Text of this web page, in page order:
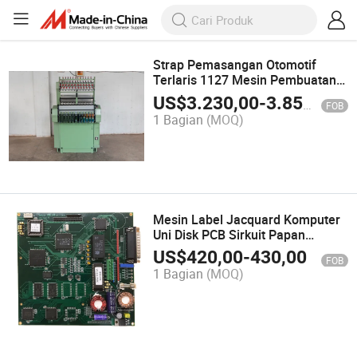
Strap Pemasangan Otomotif
Terlaris 1127 Mesin Pembuatan
Pita Elastis Produktif
US$3.230,00-3.850,00 FOB
1 Bagian (MOQ)
Mesin Label Jacquard Komputer
Uni Disk PCB Sirkuit Papan
Jacquard untuk Mbj2 Mesin
US$420,00-430,00 FOB
1 Bagian (MOQ)